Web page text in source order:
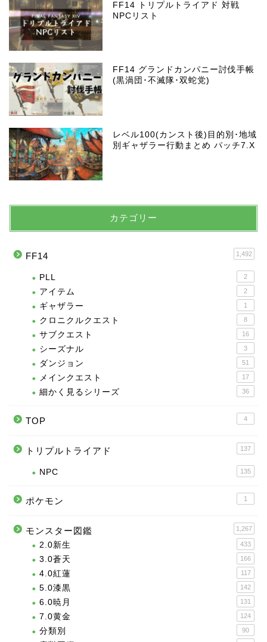
FF14 トリプルトライアド 対戦
NPCリスト
FF14 グランドカンパニー討伐手帳
(黒渦団･不滅隊･双蛇党)
レベル100(カンスト後)目的別･地域
別ギャザラー行動まとめ パッチ7.X
カテゴリー
FF14 1,492
PLL 2
アイテム 2
ギャザラー 1
クロニクルクエスト 8
サブクエスト 16
シーズナル 3
ダンジョン 51
メインクエスト 17
細かく見るシリーズ 36
TOP 4
トリプルトライアド 137
NPC 135
ポケモン 1
モンスター図鑑 1,267
2.0新生 433
3.0蒼天 166
4.0紅蓮 117
5.0漆黒 142
6.0暁月 131
7.0黄金 124
分類別 90